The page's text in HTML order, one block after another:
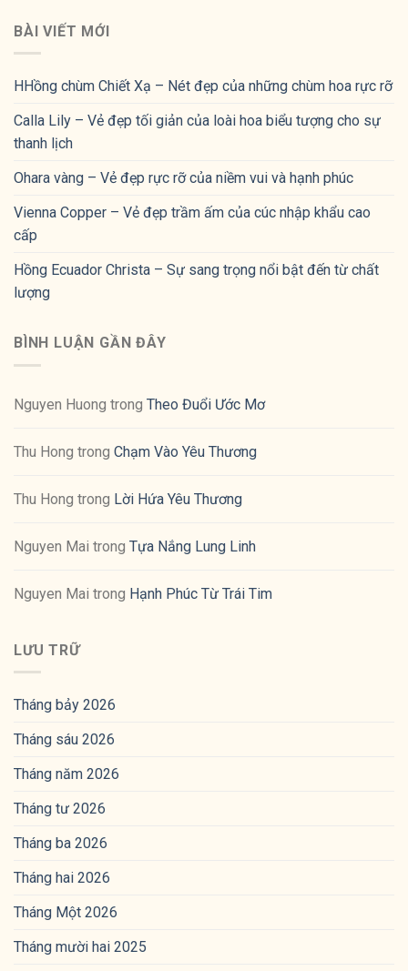
BÀI VIẾT MỚI
HHồng chùm Chiết Xạ – Nét đẹp của những chùm hoa rực rỡ
Calla Lily – Vẻ đẹp tối giản của loài hoa biểu tượng cho sự
thanh lịch
Ohara vàng – Vẻ đẹp rực rỡ của niềm vui và hạnh phúc
Vienna Copper – Vẻ đẹp trầm ấm của cúc nhập khẩu cao
cấp
Hồng Ecuador Christa – Sự sang trọng nổi bật đến từ chất
lượng
BÌNH LUẬN GẦN ĐÂY
Nguyen Huong trong Theo Đuổi Ước Mơ
Thu Hong trong Chạm Vào Yêu Thương
Thu Hong trong Lời Hứa Yêu Thương
Nguyen Mai trong Tựa Nắng Lung Linh
Nguyen Mai trong Hạnh Phúc Từ Trái Tim
LƯU TRỮ
Tháng bảy 2026
Tháng sáu 2026
Tháng năm 2026
Tháng tư 2026
Tháng ba 2026
Tháng hai 2026
Tháng Một 2026
Tháng mười hai 2025